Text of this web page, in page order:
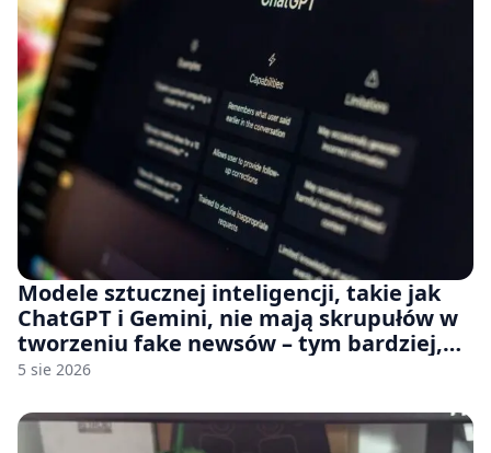
Modele sztucznej inteligencji, takie jak
ChatGPT i Gemini, nie mają skrupułów w
tworzeniu fake newsów – tym bardziej,
jeśli rozmawiasz z nimi po polsku
5 sie 2026